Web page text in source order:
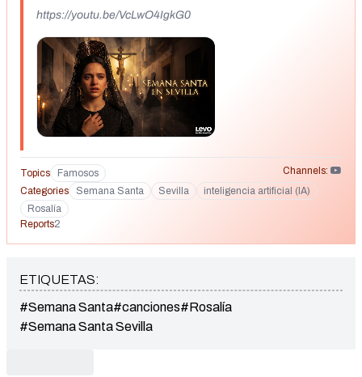
https://youtu.be/VcLwO4IgkG0
Topics Famosos
Channels:
Categories
Semana Santa Sevilla
inteligencia artificial (IA)
Rosalía
Reports2
ETIQUETAS:
#Semana Santa#canciones#Rosalía
#Semana Santa Sevilla